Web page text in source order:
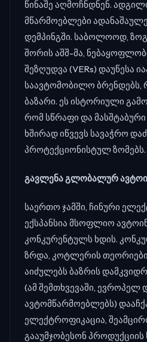
წინაშე აღმოჩნდნენ.
მწარმოებლები
დემპინგში. საბოლოოდ,
შორის აშშ-მა,
შეზღუდვა (VERs) დაუწესა
საავტომობილო ბრენდებს,
ბაზარი. ეს ისტორიული
რომ სწრაფი და მასშტაბური
ხშირად იწვევს სავაჭრო
პროტექციონისტულ ზომებს.
გავლენა გლობალურ
საერთო ჯამში, ჩინური
ექსპანსია მსოფლიო
კონკურენტულს ხდის.
ზრდა, კოტლერის
აიძულებს ბაზრის
(ამ შემთხვევაში, ევროპელ
ავტომწარმოებლებს)
ელექტროფიკაცია,
გააუმჯობესონ პროდუქციის